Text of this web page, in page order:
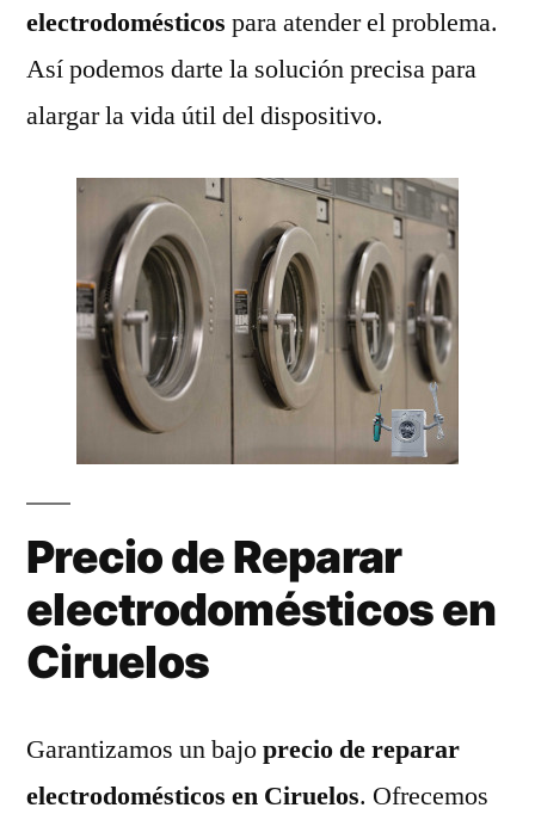
electrodomésticos para atender el problema.
Así podemos darte la solución precisa para
alargar la vida útil del dispositivo.
Precio de Reparar
electrodomésticos en
Ciruelos
Garantizamos un bajoprecio de reparar
electrodomésticos en Ciruelos. Ofrecemos